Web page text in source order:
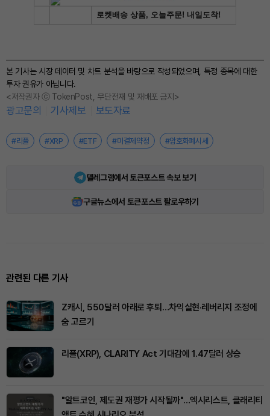
본 기사는 시장 데이터 및 차트 분석을 바탕으로 작성되었으며, 특정 종목에 대한
투자 권유가 아닙니다.
<저작권자 ⓒ TokenPost, 무단전재 및 재배포 금지>
광고문의 기사제보 보도자료
#리플 #XRP #ETF #미결제약정 #암호화폐시세
텔레그램에서 토큰포스트 속보 보기
구글뉴스에서 토큰포스트 팔로우하기
관련된 다른 기사
Z캐시, 550달러 아래로 후퇴…차익실현·레버리지 조정에
숨 고르기
리플(XRP), CLARITY Act 기대감에 1.47달러 상승
"알트코인, 제도권 재평가 시작될까"…엑시리스트, 클래리티